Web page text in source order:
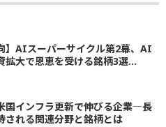
】AIスーパーサイクル第2幕、AI
拡大で恩恵を受ける銘柄3選...
国インフラ更新で伸びる企業―長
される関連分野と銘柄とは